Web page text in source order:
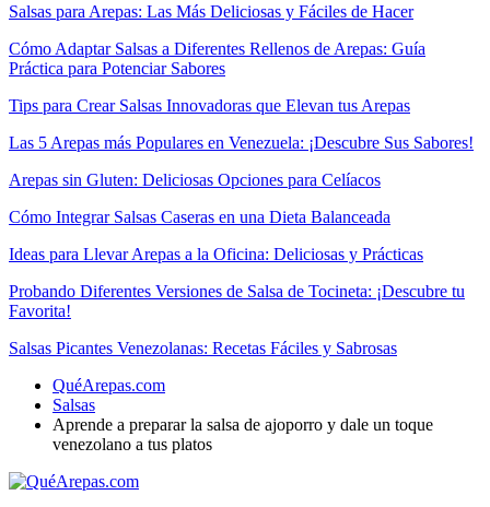
Salsas para Arepas: Las Más Deliciosas y Fáciles de Hacer
Cómo Adaptar Salsas a Diferentes Rellenos de Arepas: Guía
Práctica para Potenciar Sabores
Tips para Crear Salsas Innovadoras que Elevan tus Arepas
Las 5 Arepas más Populares en Venezuela: ¡Descubre Sus Sabores!
Arepas sin Gluten: Deliciosas Opciones para Celíacos
Cómo Integrar Salsas Caseras en una Dieta Balanceada
Ideas para Llevar Arepas a la Oficina: Deliciosas y Prácticas
Probando Diferentes Versiones de Salsa de Tocineta: ¡Descubre tu
Favorita!
Salsas Picantes Venezolanas: Recetas Fáciles y Sabrosas
QuéArepas.com
Salsas
Aprende a preparar la salsa de ajoporro y dale un toque
venezolano a tus platos